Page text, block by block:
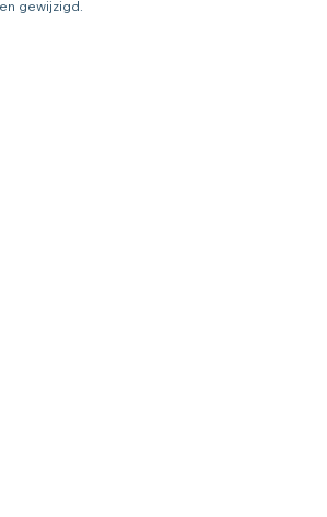
gewijzigd.